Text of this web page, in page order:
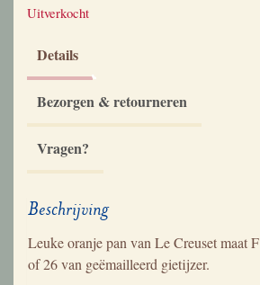
Uitverkocht
Details
Bezorgen & retourneren
Vragen?
Beschrijving
Leuke oranje pan van Le Creuset maat F
of 26 van geëmailleerd gietijzer.